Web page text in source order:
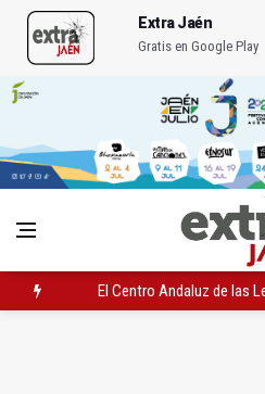
Extra Jaén
Gratis en Google Play
El Centro Andaluz de las